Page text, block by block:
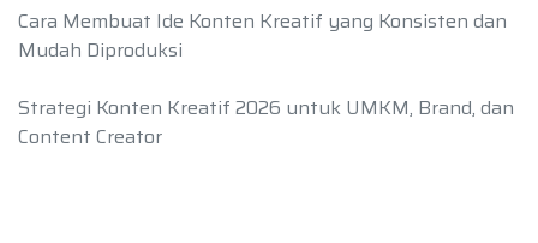
Cara Membuat Ide Konten Kreatif yang Konsisten dan
Mudah Diproduksi
Strategi Konten Kreatif 2026 untuk UMKM, Brand, dan
Content Creator